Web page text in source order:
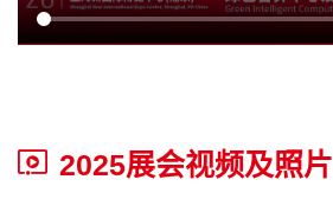
2025展会视频及照片